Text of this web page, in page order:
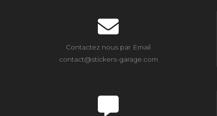
Contactez nous par Email
contact@stickers-garage.com